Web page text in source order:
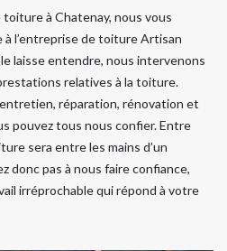
toiture à Chatenay, nous vous
l’entreprise de toiture Artisan
laisse entendre, nous intervenons
relatives à la toiture.
réparation, rénovation et
pouvez tous nous confier. Entre
sera entre les mains d’un
donc pas à nous faire confiance,
irréprochable qui répond à votre